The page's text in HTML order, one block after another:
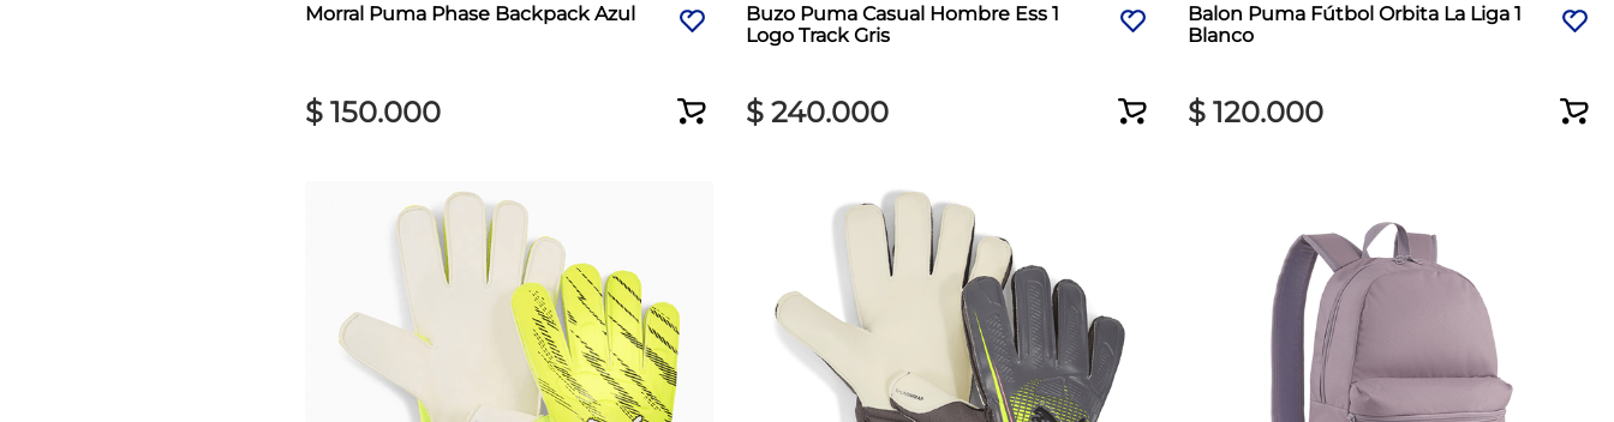
Morral Puma Phase Backpack Azul
$ 150.000
Buzo Puma Casual Hombre Ess 1
Logo Track Gris
$ 240.000
Balon Puma Fútbol Orbita La Liga 1
Blanco
$ 120.000